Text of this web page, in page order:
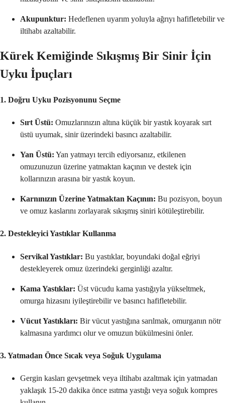
Akupunktur: Hedeflenen uyarım yoluyla ağrıyı hafifletebilir ve
iltihabı azaltabilir.
Kürek Kemiğinde Sıkışmış Bir Sinir İçin
Uyku İpuçları
1. Doğru Uyku Pozisyonunu Seçme
Sırt Üstü: Omuzlarınızın altına küçük bir yastık koyarak sırt
üstü uyumak, sinir üzerindeki basıncı azaltabilir.
Yan Üstü: Yan yatmayı tercih ediyorsanız, etkilenen
omuzunuzun üzerine yatmaktan kaçının ve destek için
kollarınızın arasına bir yastık koyun.
Karnınızın Üzerine Yatmaktan Kaçının: Bu pozisyon, boyun
ve omuz kaslarını zorlayarak sıkışmış siniri kötüleştirebilir.
2. Destekleyici Yastıklar Kullanma
Servikal Yastıklar: Bu yastıklar, boyundaki doğal eğriyi
destekleyerek omuz üzerindeki gerginliği azaltır.
Kama Yastıklar: Üst vücudu kama yastığıyla yükseltmek,
omurga hizasını iyileştirebilir ve basıncı hafifletebilir.
Vücut Yastıkları: Bir vücut yastığına sarılmak, omurganın nötr
kalmasına yardımcı olur ve omuzun bükülmesini önler.
3. Yatmadan Önce Sıcak veya Soğuk Uygulama
Gergin kasları gevşetmek veya iltihabı azaltmak için yatmadan
yaklaşık 15-20 dakika önce ısıtma yastığı veya soğuk kompres